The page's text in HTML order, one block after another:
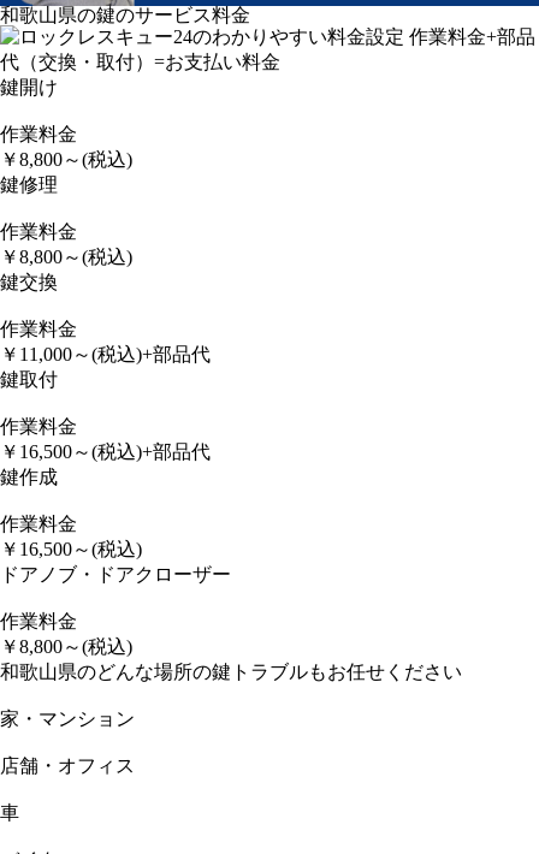
和歌山県の鍵のサービス料金
鍵開け
作業料金
￥8,800～(税込)
鍵修理
作業料金
￥8,800～(税込)
鍵交換
作業料金
￥ 11,000～(税込)+部品代
鍵取付
作業料金
￥ 16,500～(税込)+部品代
鍵作成
作業料金
￥ 16,500～(税込)
ドアノブ・ドアクローザー
作業料金
￥8,800～(税込)
和歌山県のどんな場所の鍵トラブルもお任せください
家・マンション
店舗・オフィス
車